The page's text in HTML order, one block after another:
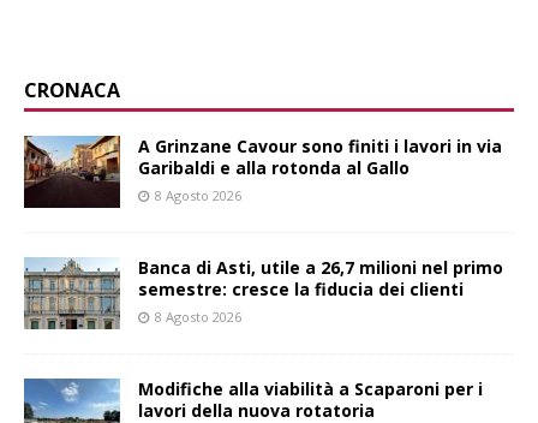
CRONACA
A Grinzane Cavour sono finiti i lavori in via
Garibaldi e alla rotonda al Gallo
8 Agosto 2026
Banca di Asti, utile a 26,7 milioni nel primo
semestre: cresce la fiducia dei clienti
8 Agosto 2026
Modifiche alla viabilità a Scaparoni per i
lavori della nuova rotatoria